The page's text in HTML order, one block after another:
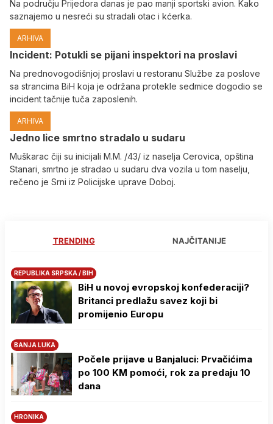
Na području Prijedora danas je pao manji sportski avion. Kako
saznajemo u nesreći su stradali otac i kćerka.
ARHIVA
Incident: Potukli se pijani inspektori na proslavi
Na prednovogodišnjoj proslavi u restoranu Službe za poslove
sa strancima BiH koja je održana protekle sedmice dogodio se
incident tačnije tuča zaposlenih.
ARHIVA
Јedno lice smrtno stradalo u sudaru
Muškarac čiji su inicijali M.M. /43/ iz naselja Cerovica, opština
Stanari, smrtno je stradao u sudaru dva vozila u tom naselju,
rečeno je Srni iz Policijske uprave Doboj.
TRENDING NAJČITANIJE
REPUBLIKA SRPSKA / BIH
BiH u novoj evropskoj konfederaciji?
Britanci predlažu savez koji bi
promijenio Europu
BANJA LUKA
Počele prijave u Banjaluci: Prvačićima
po 100 KM pomoći, rok za predaju 10
dana
HRONIKA